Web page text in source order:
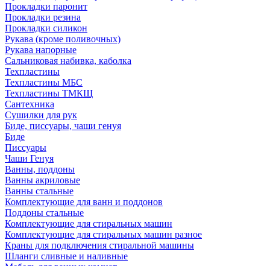
Прокладки паронит
Прокладки резина
Прокладки силикон
Рукава (кроме поливочных)
Рукава напорные
Сальниковая набивка, каболка
Техпластины
Техпластины МБС
Техпластины ТМКЩ
Сантехника
Сушилки для рук
Биде, писсуары, чаши генуя
Биде
Писсуары
Чаши Генуя
Ванны, поддоны
Ванны акриловые
Ванны стальные
Комплектующие для ванн и поддонов
Поддоны стальные
Комплектующие для стиральных машин
Комплектующие для стиральных машин разное
Краны для подключения стиральной машины
Шланги сливные и наливные